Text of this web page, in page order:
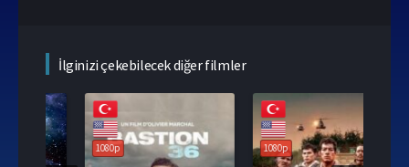
İlginizi çekebilecek diğer filmler
1080p 1080p